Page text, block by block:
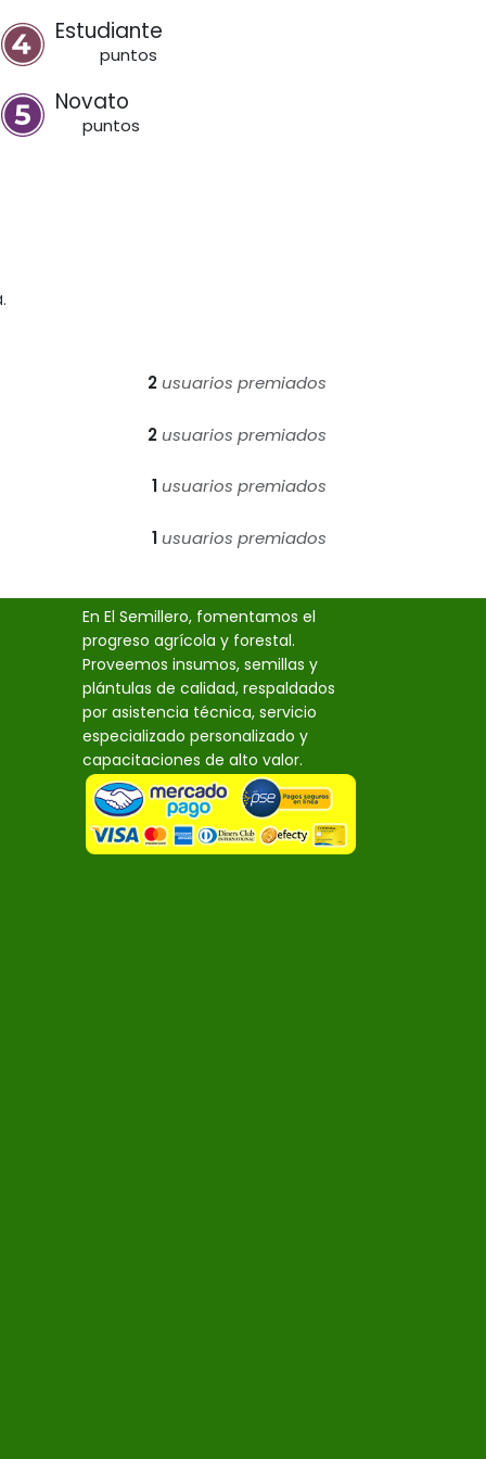
Estudiante
puntos
Novato
puntos
2 usuarios premiados
2 usuarios premiados
1 usuarios premiados
1 usuarios premiados
El Semillero SAS
En El Semillero, fomentamos el
progreso agrícola y forestal.
Proveemos insumos, semillas y
plántulas de calidad, respaldados
por asistencia técnica, servicio
especializado personalizado y
capacitaciones de alto valor.